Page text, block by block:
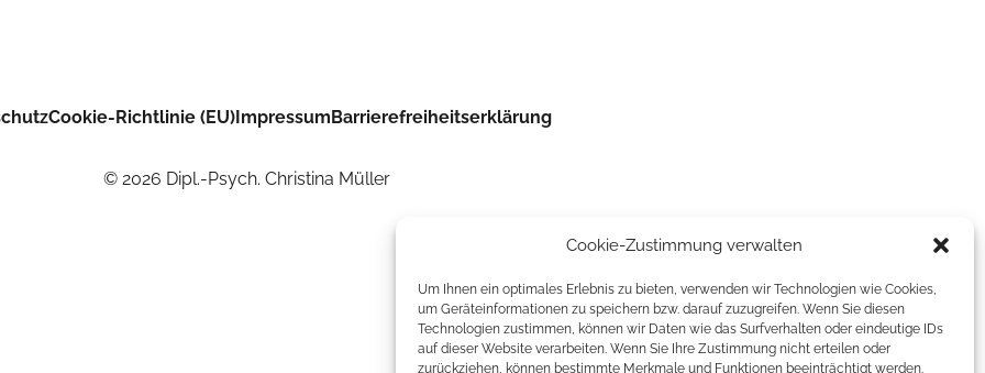
Cookie-Zustimmung verwalten
Um Ihnen ein optimales Erlebnis zu bieten, verwenden wir Technologien wie Cookies,
um Geräteinformationen zu speichern bzw. darauf zuzugreifen. Wenn Sie diesen
Technologien zustimmen, können wir Daten wie das Surfverhalten oder eindeutige IDs
auf dieser Website verarbeiten. Wenn Sie Ihre Zustimmung nicht erteilen oder
zurückziehen, können bestimmte Merkmale und Funktionen beeinträchtigt werden.
Cookie-Richtlinie (EU)ImpressumBarrierefreiheitserklärung
© 2026 Dipl.-Psych. Christina Müller